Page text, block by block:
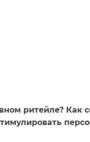
ритейле? Как